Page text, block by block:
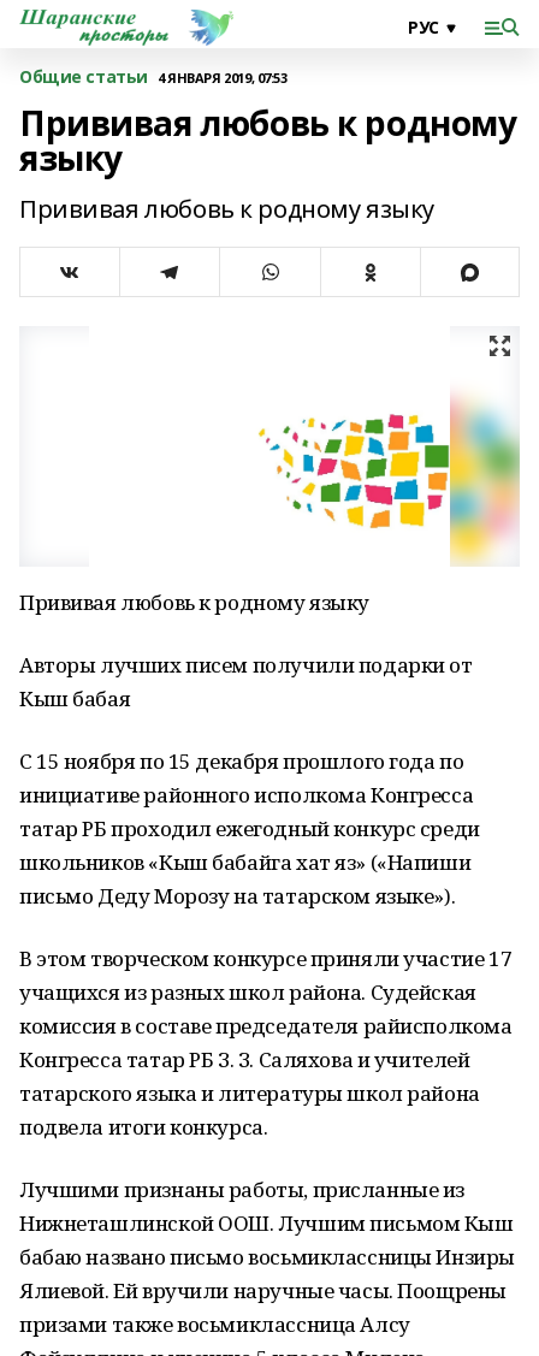
Общие статьи 4 ЯНВАРЯ 2019, 07:53
Прививая любовь к родному
языку
Прививая любовь к родному языку
Прививая любовь к родному языку
Авторы лучших писем получили подарки от
Кыш бабая
С 15 ноября по 15 декабря прошлого года по
инициативе районного исполкома Конгресса
татар РБ проходил ежегодный конкурс среди
школьников «Кыш бабайга хат яз» («Напиши
письмо Деду Морозу на татарском языке»).
В этом творческом конкурсе приняли участие 17
учащихся из разных школ района. Судейская
комиссия в составе председателя райисполкома
Конгресса татар РБ З. З. Саляхова и учителей
татарского языка и литературы школ района
подвела итоги конкурса.
Лучшими признаны работы, присланные из
Нижнеташлинской ООШ. Лучшим письмом Кыш
бабаю названо письмо восьмиклассницы Инзиры
Ялиевой. Ей вручили наручные часы. Поощрены
призами также восьмиклассница Алсу